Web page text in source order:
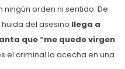
orden ni sentido. De
del asesino llega a
que “me quedo virgen
el criminal la acecha en una